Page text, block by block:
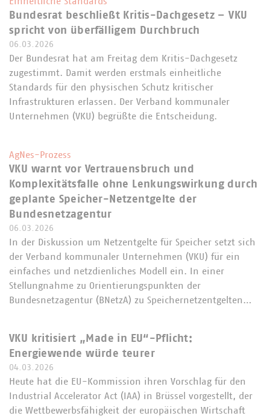
Bundesrat beschließt Kritis-Dachgesetz – VKU
spricht von überfälligem Durchbruch
06.03.2026
Der Bundesrat hat am Freitag dem Kritis-Dachgesetz
zugestimmt. Damit werden erstmals einheitliche
Standards für den physischen Schutz kritischer
Infrastrukturen erlassen. Der Verband kommunaler
Unternehmen (VKU) begrüßte die Entscheidung.
AgNes-Prozess
VKU warnt vor Vertrauensbruch und
Komplexitätsfalle ohne Lenkungswirkung durch
geplante Speicher-Netzentgelte der
Bundesnetzagentur
06.03.2026
In der Diskussion um Netzentgelte für Speicher setzt sich
der Verband kommunaler Unternehmen (VKU) für ein
einfaches und netzdienliches Modell ein. In einer
Stellungnahme zu Orientierungspunkten der
Bundesnetzagentur (BNetzA) zu Speichernetzentgelten…
VKU kritisiert „Made in EU“-Pflicht:
Energiewende würde teurer
04.03.2026
Heute hat die EU-Kommission ihren Vorschlag für den
Industrial Accelerator Act (IAA) in Brüssel vorgestellt, der
die Wettbewerbsfähigkeit der europäischen Wirtschaft